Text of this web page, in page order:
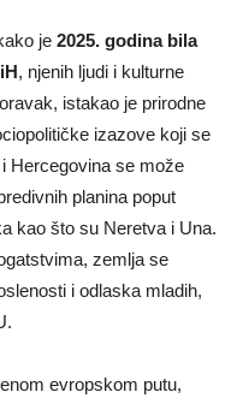
je 2025. godina bila
, njenih ljudi i kulturne
istakao je prirodne
izazove koji se
Hercegovina se može
planina poput
kao što su Neretva i Una.
zemlja se
i odlaska mladih,
evropskom putu,